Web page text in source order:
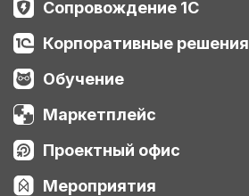
Сопровождение 1С
Корпоративные решения
Обучение
Маркетплейс
Проектный офис
Мероприятия